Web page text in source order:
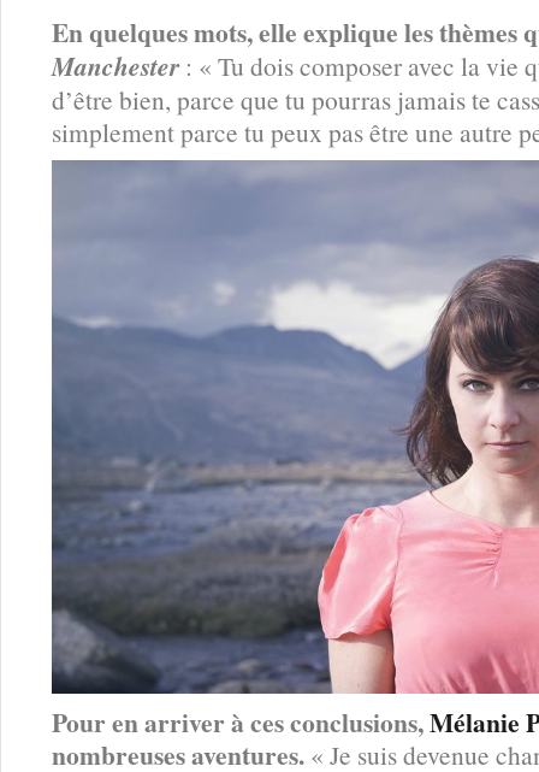
En quelques mots, elle explique les thèmes
Manchester: « Tu dois composer avec la vie
d’être bien, parce que tu pourras jamais te
simplement parce tu peux pas être une autre
Pour en arriver à ces conclusions,Mélanie
nombreuses aventures. « Je suis devenue